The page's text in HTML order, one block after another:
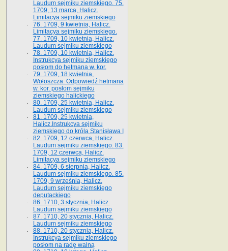
Laudum sejmiku ziemskiego. 75.
1709, 13 marca, Halicz.
Limitacya sejmiku ziemskiego
76. 1709, 9 kwietnia, Halicz.
Limitacya sejmiku ziemskiego.
77. 1709, 10 kwietnia, Halicz.
Laudum sejmiku ziemskiego
78. 1709, 10 kwietnia, Halicz.
Instrukcya sejmiku ziemskiego
posłom do hetmana w. kor.
79. 1709, 18 kwietnia,
Wołoszcza. Odpowiedź hetmana
w. kor. posłom sejmiku
ziemskiego halickiego
80. 1709, 25 kwietnia, Halicz.
Laudum sejmiku ziemskiego
81. 1709, 25 kwietnia,
Halicz.Instrukcya sejmiku
ziemskiego do króla Stanisława I
82. 1709, 12 czerwca, Halicz.
Laudum sejmiku ziemskiego. 83.
1709, 12 czerwca, Halicz.
Limitacya sejmiku ziemskiego
84. 1709, 6 sierpnia, Halicz.
Laudum sejmiku ziemskiego. 85.
1709, 9 września, Halicz.
Laudum sejmiku ziemskiego
deputackiego
86. 1710, 3 stycznia, Halicz.
Laudum sejmiku ziemskiego
87. 1710, 20 stycznia, Halicz.
Laudum sejmiku ziemskiego
88. 1710, 20 stycznia, Halicz.
Instrukcya sejmiku ziemskiego
posłom na radę walną